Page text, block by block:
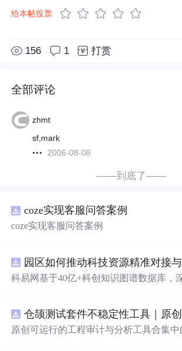
给本帖投票
156 1 打赏
全部评论
zhmt
sf,mark
2006-08-08
——到底了——
coze实现客服问答案例
coze实现客服问答案例
科易网基于40亿+科创知识图谱数据库，
新领域的AI+数智化解决方案，推动科技
智能化发展。
原创可运行的工程审计与分析工具合集